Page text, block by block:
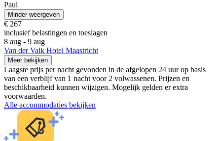
Paul
Minder weergeven
€ 267
inclusief belastingen en toeslagen
8 aug - 9 aug
Van der Valk Hotel Maastricht
Meer bekijken
Laagste prijs per nacht gevonden in de afgelopen 24 uur op basis
van een verblijf van 1 nacht voor 2 volwassenen. Prijzen en
beschikbaarheid kunnen wijzigen. Mogelijk gelden er extra
voorwaarden.
Alle accommodaties bekijken